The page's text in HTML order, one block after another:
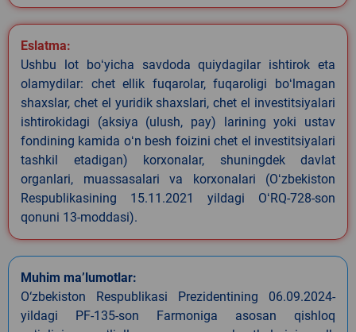
Eslatma:
Ushbu lot boʻyicha savdoda quiydagilar ishtirok eta
olamydilar: chet ellik fuqarolar, fuqaroligi boʻlmagan
shaxslar, chet el yuridik shaxslari, chet el investitsiyalari
ishtirokidagi (aksiya (ulush, pay) larining yoki ustav
fondining kamida oʻn besh foizini chet el investitsiyalari
tashkil etadigan) korxonalar, shuningdek davlat
organlari, muassasalari va korxonalari (Oʻzbekiston
Respublikasining 15.11.2021 yildagi OʻRQ-728-son
qonuni 13-moddasi).
Muhim ma’lumotlar:
O‘zbekiston Respublikasi Prezidentining 06.09.2024-
yildagi PF-135-son Farmoniga asosan qishloq